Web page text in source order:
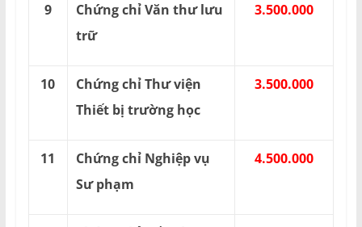
9
Chứng chỉ Văn thư lưu
trữ
3.500.000
10
Chứng chỉ Thư viện
Thiết bị trường học
3.500.000
11
Chứng chỉ Nghiệp vụ
Sư phạm
4.500.000